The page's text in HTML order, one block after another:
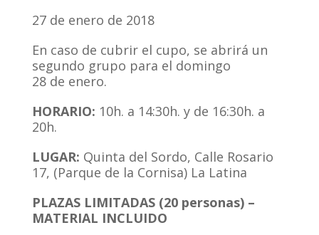
27 de enero de 2018
En caso de cubrir el cupo, se abrirá un
segundo grupo para el domingo
28 de enero.
HORARIO: 10h. a 14:30h. y de 16:30h. a
20h.
LUGAR: Quinta del Sordo, Calle Rosario
17, (Parque de la Cornisa) La Latina
PLAZAS LIMITADAS (20 personas) –
MATERIAL INCLUIDO